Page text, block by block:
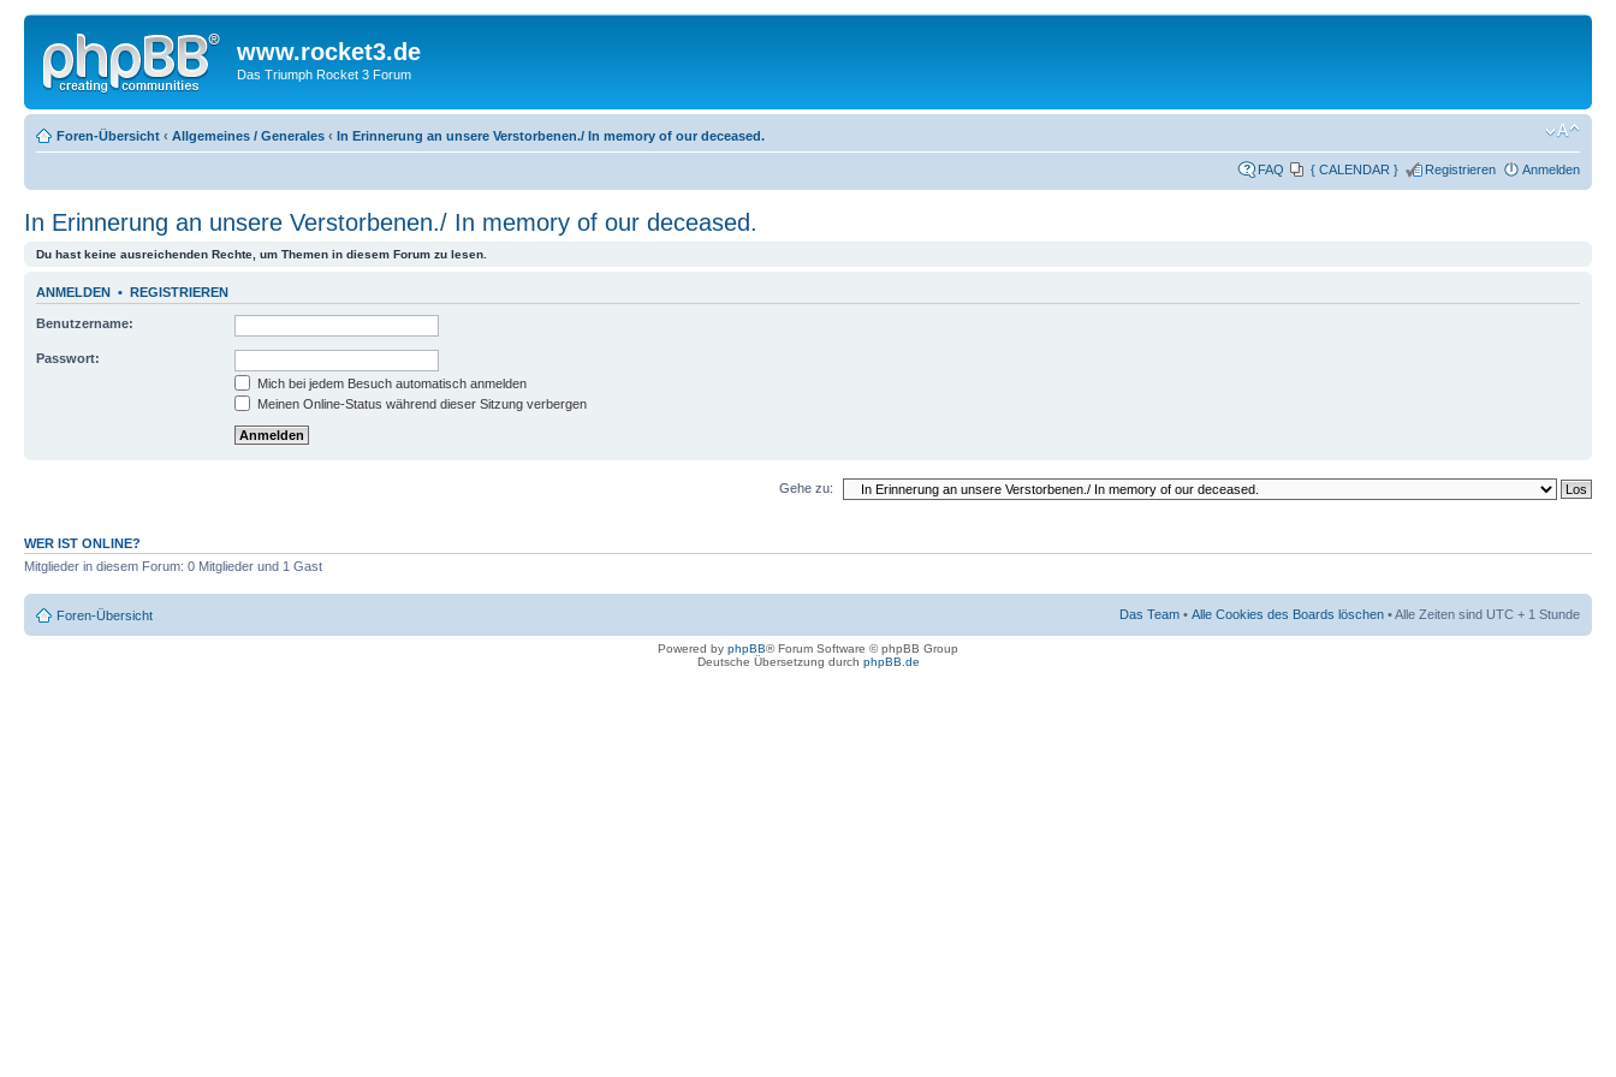
www.rocket3.de
Das Triumph Rocket 3 Forum
Foren-Übersicht ‹ Allgemeines / Generales ‹ In Erinnerung an unsere Verstorbenen./ In memory of our deceased.
FAQ { CALENDAR } Registrieren Anmelden
In Erinnerung an unsere Verstorbenen./ In memory of our deceased.
Du hast keine ausreichenden Rechte, um Themen in diesem Forum zu lesen.
ANMELDEN • REGISTRIEREN
Benutzername:
Passwort:
Mich bei jedem Besuch automatisch anmelden
Meinen Online-Status während dieser Sitzung verbergen
Gehe zu:
WER IST ONLINE?
Mitglieder in diesem Forum: 0 Mitglieder und 1 Gast
Foren-Übersicht Das Team • Alle Cookies des Boards löschen • Alle Zeiten sind UTC + 1 Stunde
Powered by phpBB® Forum Software © phpBB Group
Deutsche Übersetzung durch phpBB.de